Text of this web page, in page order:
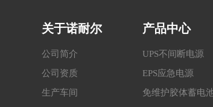
关于诺耐尔
公司简介
公司资质
生产车间
产品中心
UPS不间断电源
EPS应急电源
免维护胶体蓄电